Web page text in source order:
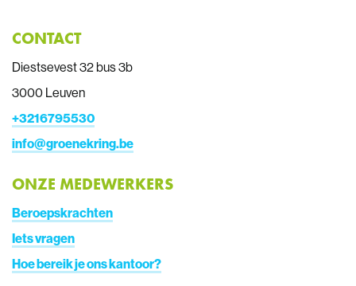
CONTACT
Diestsevest 32 bus 3b
3000 Leuven
+3216795530
info@groenekring.be
ONZE MEDEWERKERS
Beroepskrachten
Iets vragen
Hoe bereik je ons kantoor?